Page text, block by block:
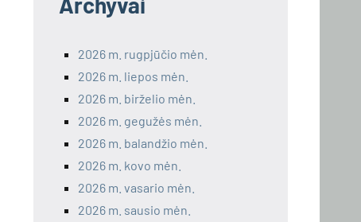
2026 m. rugpjūčio mėn.
2026 m. liepos mėn.
2026 m. birželio mėn.
2026 m. gegužės mėn.
2026 m. balandžio mėn.
2026 m. kovo mėn.
2026 m. vasario mėn.
2026 m. sausio mėn.